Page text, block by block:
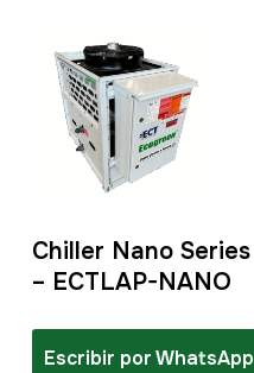
Chiller Nano Series
– ECTLAP-NANO
Escribir por WhatsApp